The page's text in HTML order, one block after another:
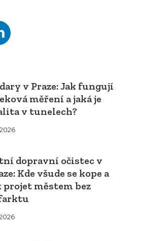
v Praze: Jak fungují
měření a jaká je
v tunelech?
dopravní očistec v
Kde všude se kope a
projet městem bez